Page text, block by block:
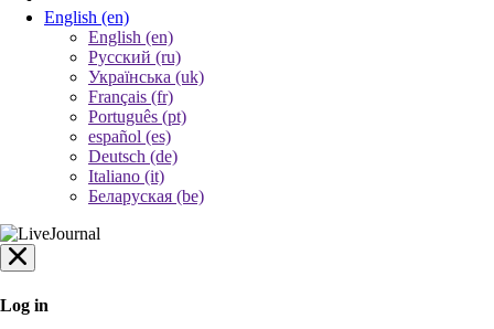
English (en)
English (en)
Русский (ru)
Українська (uk)
Français (fr)
Português (pt)
español (es)
Deutsch (de)
Italiano (it)
Беларуская (be)
Log in